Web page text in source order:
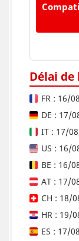
Délai
FR : 16/
DE : 17/
IT : 17/
US : 16/
BE : 16/
AT : 17/
CH : 18/
HR : 19/
ES : 17/